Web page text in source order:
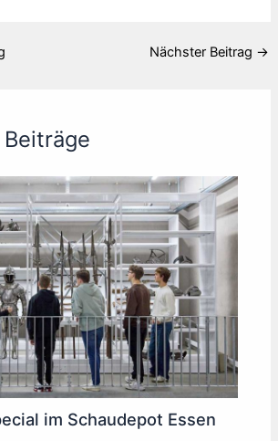
Nächster Beitrag →
im Schaudepot Essen